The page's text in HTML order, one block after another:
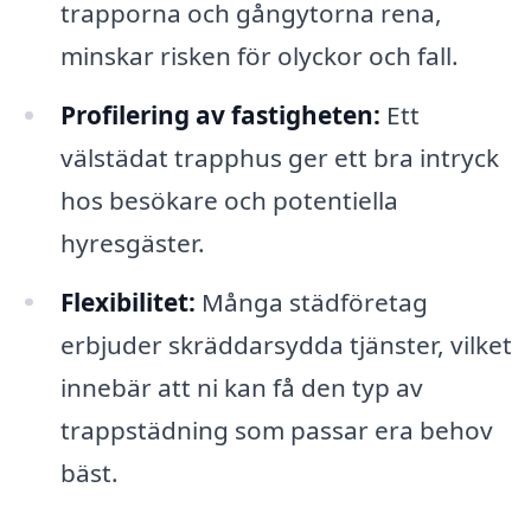
trapporna och gångytorna rena,
minskar risken för olyckor och fall.
Profilering av fastigheten: Ett
välstädat trapphus ger ett bra intryck
hos besökare och potentiella
hyresgäster.
Flexibilitet: Många städföretag
erbjuder skräddarsydda tjänster, vilket
innebär att ni kan få den typ av
trappstädning som passar era behov
bäst.